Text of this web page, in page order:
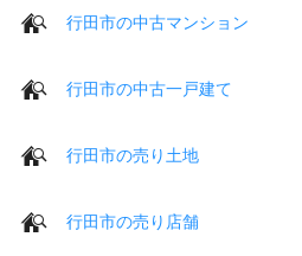
行田市の中古マンション
行田市の中古一戸建て
行田市の売り土地
行田市の売り店舗